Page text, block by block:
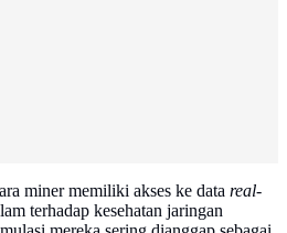
miner memiliki akses ke data real-
terhadap kesehatan jaringan